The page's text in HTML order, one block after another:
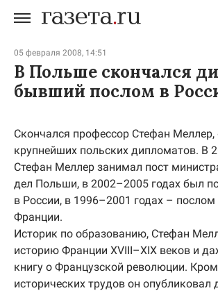
05 февраля 2008, 14:51
В Польше скончался
бывший послом в
Скончался профессор Стефан Меллер,
крупнейших польских дипломатов. В
Стефан Меллер занимал пост
дел Польши, в 2002–2005 годах был
в России, в 1996–2001 годах –
Франции.
Историк по образованию, Стефан
историю Франции XVIII–XIX веков и
книгу о Французской революции.
исторических трудов он опубликовал